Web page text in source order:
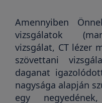
Amennyiben
vizsgálatok
vizsgálat, CT lézer
szövettani
daganat
nagysága alapján
egy